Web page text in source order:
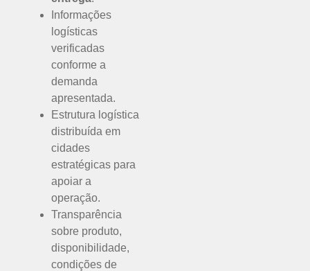
Informações
logísticas
verificadas
conforme a
demanda
apresentada.
Estrutura logística
distribuída em
cidades
estratégicas para
apoiar a
operação.
Transparência
sobre produto,
disponibilidade,
condições de